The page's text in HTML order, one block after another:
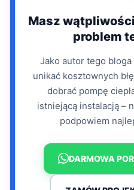
Masz
problem
Jako autor tego
unikać kosztownych
dobrać pompę
istniejącą instalacją –
podpowiem
DARMOWA